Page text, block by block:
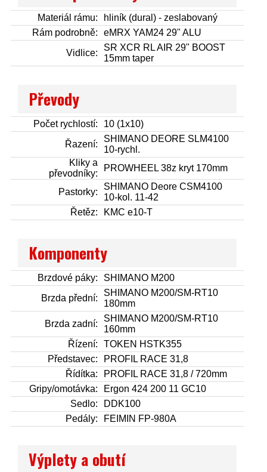
Materiál rámu:
hliník (dural) - zeslabovaný
Rám podrobně:
eMRX YAM24 29" ALU
Vidlice:
SR XCR RL AIR 29" BOOST
15mm taper
Převody
Počet rychlostí:
10 (1x10)
Řazení:
SHIMANO DEORE SLM4100
10-rychl.
Kliky a
převodníky:
PROWHEEL 38z kryt 170mm
Pastorky:
SHIMANO Deore CSM4100
10-kol. 11-42
Řetěz:
KMC e10-T
Komponenty
Brzdové páky:
SHIMANO M200
Brzda přední:
SHIMANO M200/SM-RT10
180mm
Brzda zadní:
SHIMANO M200/SM-RT10
160mm
Řízení:
TOKEN HSTK355
Představec:
PROFIL RACE 31,8
Řídítka:
PROFIL RACE 31,8 / 720mm
Gripy/omotávka:
Ergon 424 200 11 GC10
Sedlo:
DDK100
Pedály:
FEIMIN FP-980A
Výplety a obutí